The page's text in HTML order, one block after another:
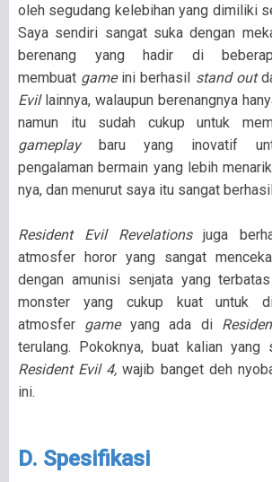
oleh segudang kelebihan yang dimiliki
Saya sendiri sangat suka dengan
berenang yang hadir di
membuat game ini berhasil stand out
Evillainnya, walaupun berenangnya
namun itu sudah cukup untuk
gameplay baru yang inovatif
pengalaman bermain yang lebih
nya, dan menurut saya itu sangat
Resident Evil Revelationsjuga
atmosfer horor yang sangat
dengan amunisi senjata yang
monster yang cukup kuat untuk
atmosfer game yang ada di
terulang. Pokoknya, buat kalian yang
Resident Evil 4, wajib banget deh
ini.
D. Spesifikasi